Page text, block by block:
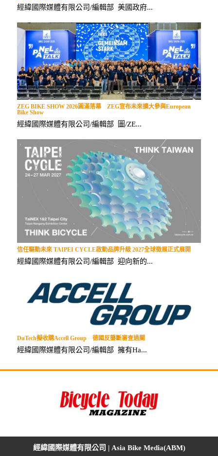
經緯國際媒體有限公司/編輯部 美國政府...
ZEG BIKE SHOW 2026圓滿落幕 ZEG宣布未來擴大參與European
Bike Show
經緯國際媒體有限公司/編輯部 圖/ZE...
信任驅動未來 TAIPEI CYCLE啟動品牌升級 2027全球徵展正式展開
經緯國際媒體有限公司/編輯部 迎向新的...
DuTech擬收購Accell Group 德國反壟斷審查過關
經緯國際媒體有限公司/編輯部 擁有Ha...
經緯國際媒體有限公司 | Asia Bike Media(ABM)